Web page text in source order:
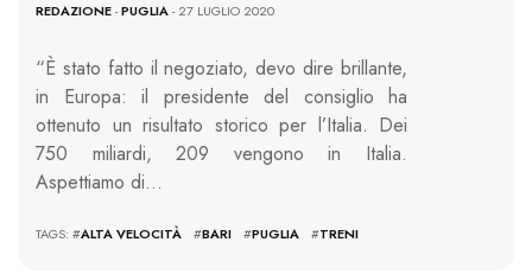
REDAZIONE-PUGLIA- 27 LUGLIO 2020
“È stato fatto il negoziato, devo dire brillante,
in Europa: il presidente del consiglio ha
ottenuto un risultato storico per l’Italia. Dei
750 miliardi, 209 vengono in Italia.
Aspettiamo di…
TAGS: #ALTA VELOCITÀ #BARI #PUGLIA #TRENI